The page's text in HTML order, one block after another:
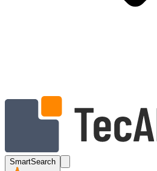
SmartSearch